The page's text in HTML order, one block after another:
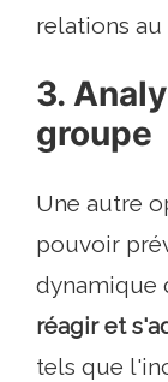
relations au
3.
groupe
Une autre
pouvoir
dynamique
réagir et
tels que